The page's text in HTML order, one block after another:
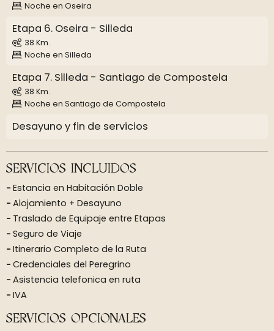
Noche en Oseira
Etapa 6. Oseira - Silleda
38 Km.
Noche en Silleda
Etapa 7. Silleda - Santiago de Compostela
38 Km.
Noche en Santiago de Compostela
Desayuno y fin de servicios
SERVICIOS INCLUIDOS
Estancia en Habitación Doble
Alojamiento + Desayuno
Traslado de Equipaje entre Etapas
Seguro de Viaje
Itinerario Completo de la Ruta
Credenciales del Peregrino
Asistencia telefonica en ruta
IVA
SERVICIOS OPCIONALES